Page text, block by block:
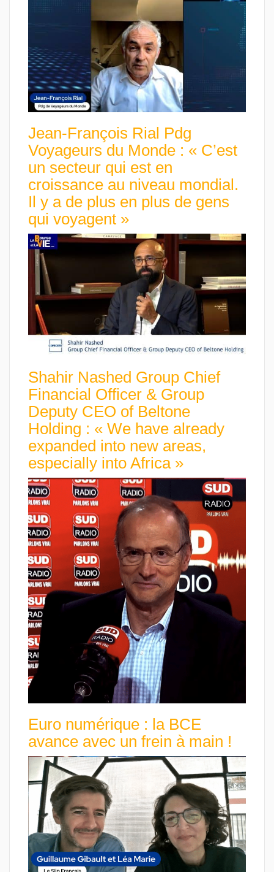
Jean-François Rial Pdg
Voyageurs du Monde : « C’est
un secteur qui est en
croissance au niveau mondial.
Il y a de plus en plus de gens
qui voyagent »
Shahir Nashed Group Chief
Financial Officer & Group
Deputy CEO of Beltone
Holding : « We have already
expanded into new areas,
especially into Africa »
Euro numérique : la BCE
avance avec un frein à main !